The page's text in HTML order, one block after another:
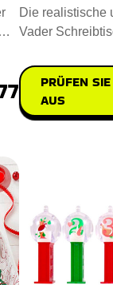
Die realistische
Vader
PRÜFEN
AUS